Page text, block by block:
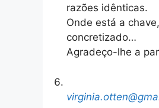
razões idênticas.
Onde está a
concretizado…
Agradeço-lhe a